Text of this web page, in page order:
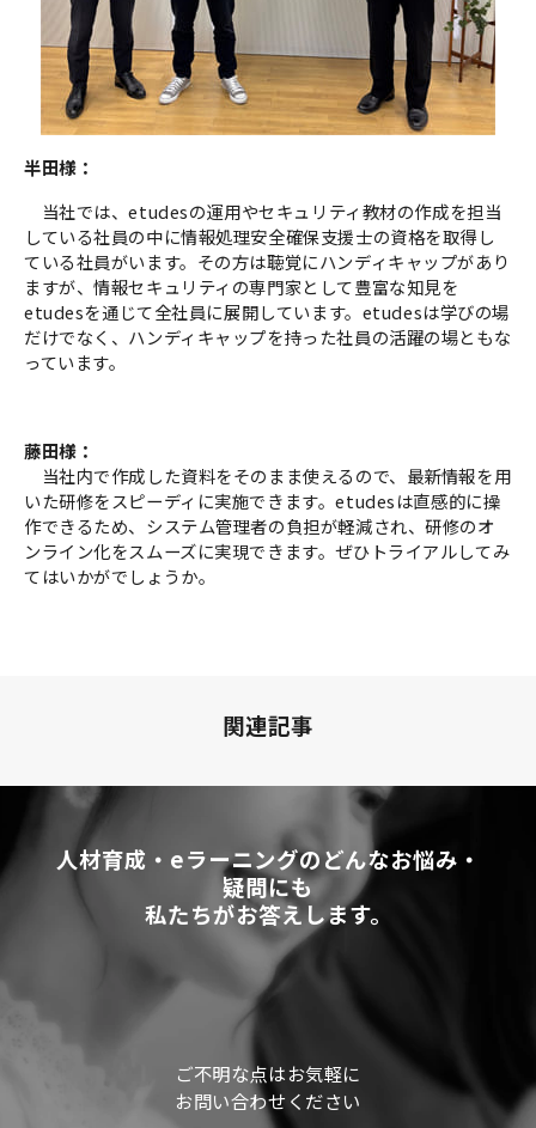
半田様：
当社では、etudesの運用やセキュリティ教材の作成を担当
している社員の中に情報処理安全確保支援士の資格を取得し
ている社員がいます。その方は聴覚にハンディキャップがあり
ますが、情報セキュリティの専門家として豊富な知見を
etudesを通じて全社員に展開しています。etudesは学びの場
だけでなく、ハンディキャップを持った社員の活躍の場ともな
っています。
藤田様：
当社内で作成した資料をそのまま使えるので、最新情報を用
いた研修をスピーディに実施できます。etudesは直感的に操
作できるため、システム管理者の負担が軽減され、研修のオ
ンライン化をスムーズに実現できます。ぜひトライアルしてみ
てはいかがでしょうか。
関連記事
人材育成・eラーニングのどんなお悩み・
疑問にも
私たちがお答えします。
ご不明な点はお気軽に
お問い合わせください